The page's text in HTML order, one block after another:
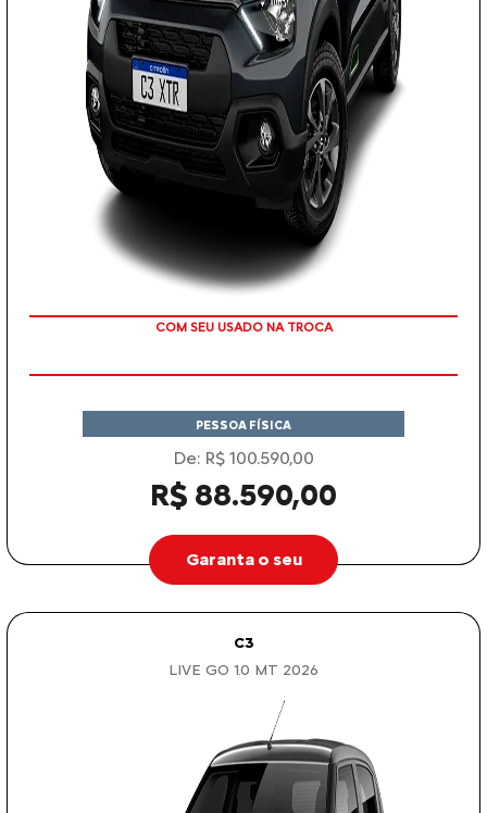
COM SEU USADO NA TROCA
PESSOA FÍSICA
De: R$ 100.590,00
R$ 88.590,00
Garanta o seu
C3
LIVE GO 1.0 MT 2026